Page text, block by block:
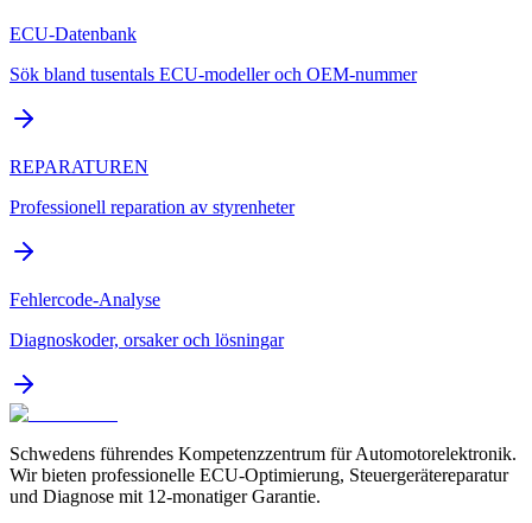
ECU-Datenbank
Sök bland tusentals ECU-modeller och OEM-nummer
REPARATUREN
Professionell reparation av styrenheter
Fehlercode-Analyse
Diagnoskoder, orsaker och lösningar
Schwedens führendes Kompetenzzentrum für Automotorelektronik.
Wir bieten professionelle ECU-Optimierung, Steuergerätereparatur
und Diagnose mit 12-monatiger Garantie.